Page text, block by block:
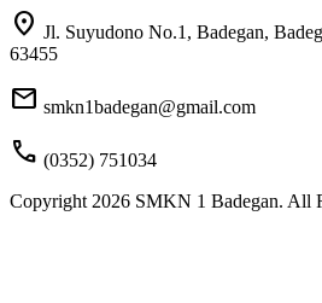
location_on Jl. Suyudono No.1, Badegan,
63455
mail smkn1badegan@gmail.com
call (0352) 751034
Copyright 2026 SMKN 1 Badegan. All